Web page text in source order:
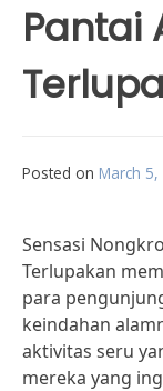
Pantai
Posted on March
Sensasi
Terlupakan
para
keindahan
aktivitas seru
mereka yang